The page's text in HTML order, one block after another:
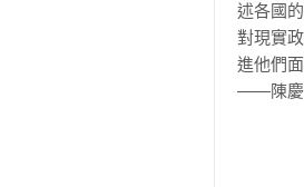
述各國
對現實
進他們
――陳慶